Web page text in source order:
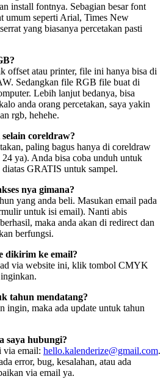
install fontnya. Sebagian besar font
umum seperti Arial, Times New
yang biasanya percetakan pasti
offset atau printer, file ini hanya bisa di
Sedangkan file RGB file buat di
Lebih lanjut bedanya, bisa
anda orang percetakan, saya yakin
rgb, hehehe.
coreldraw?
paling bagus hanya di coreldraw
ya). Anda bisa coba unduh untuk
GRATIS untuk sampel.
nya gimana?
yang anda beli. Masukan email pada
untuk isi email). Nanti abis
maka anda akan di redirect dan
berfungsi.
dikirim ke email?
via website ini, klik tombol CMYK
tahun mendatang?
ingin, maka ada update untuk tahun
saya hubungi?
via email: hello.kalenderize@gmail.com.
error, bug, kesalahan, atau ada
via email ya.